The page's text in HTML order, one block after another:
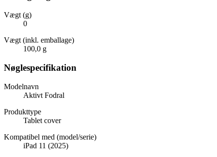
Vægt (g)
0
Vægt (inkl. emballage)
100,0 g
Nøglespecifikation
Modelnavn
Aktivt Fodral
Produkttype
Tablet cover
Kompatibel med (model/serie)
iPad 11 (2025)